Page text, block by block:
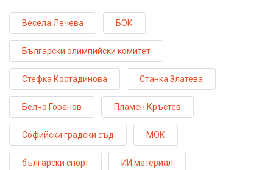
Весела Лечева БОК
Български олимпийски комитет
Стефка Костадинова Станка Златева
Белчо Горанов Пламен Кръстев
Софийски градски съд МОК
български спорт ИИ материал